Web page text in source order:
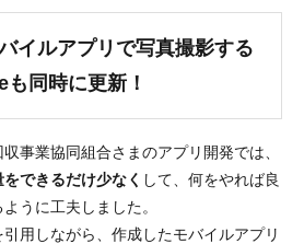
イルアプリで写真撮影する
同時に更新！
事業協同組合さまのアプリ開発では、
できるだけ少なく して、 何をやれば良
うに工夫 しました。
用しながら、作成したモバイルアプリ